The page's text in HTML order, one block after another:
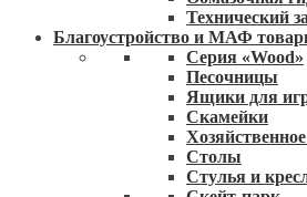
Технический
Благоустройство и МАФ
Серия «Wood»
Песочницы
Ящики для
Скамейки
Столы
Стулья и